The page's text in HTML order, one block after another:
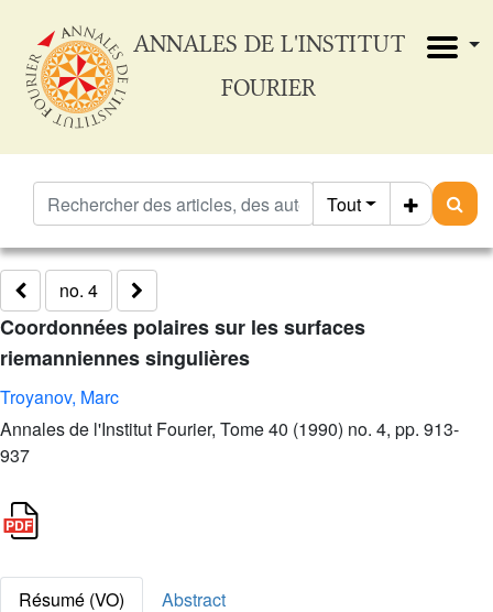
ANNALES DE L'INSTITUT
FOURIER
Tout
no. 4
Coordonnées polaires sur les surfaces
riemanniennes singulières
Troyanov, Marc
Annales de l'Institut Fourier, Tome 40 (1990) no. 4, pp. 913-
937
Résumé (VO)
Abstract